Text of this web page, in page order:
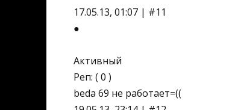
17.05.13, 01:07 | #11
●
Активный
Реп: ( 0 )
beda 69 не работает=((